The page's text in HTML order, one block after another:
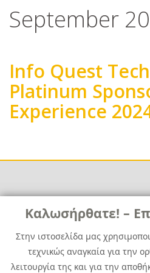
Καλωσήρθατε! –
Στην ιστοσελίδα μας
τεχνικώς αναγκαία για την
λειτουργία της και για την
September
Info Quest
Platinum
Experience
Χρήσιμα
News
Media Kit
Career
Quest Group